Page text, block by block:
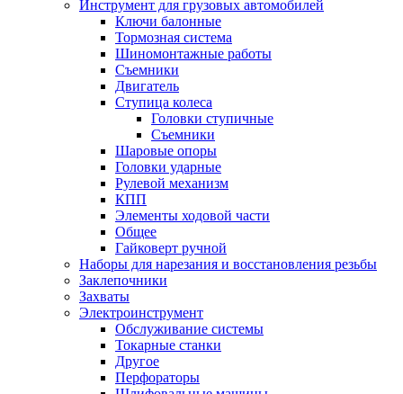
Инструмент для грузовых автомобилей
Ключи балонные
Тормозная система
Шиномонтажные работы
Cъемники
Двигатель
Ступица колеса
Головки ступичные
Cъемники
Шаровые опоры
Головки ударные
Рулевой механизм
КПП
Элементы ходовой части
Общее
Гайковерт ручной
Наборы для нарезания и восстановления резьбы
Заклепочники
Захваты
Электроинструмент
Обслуживание системы
Токарные станки
Другое
Перфораторы